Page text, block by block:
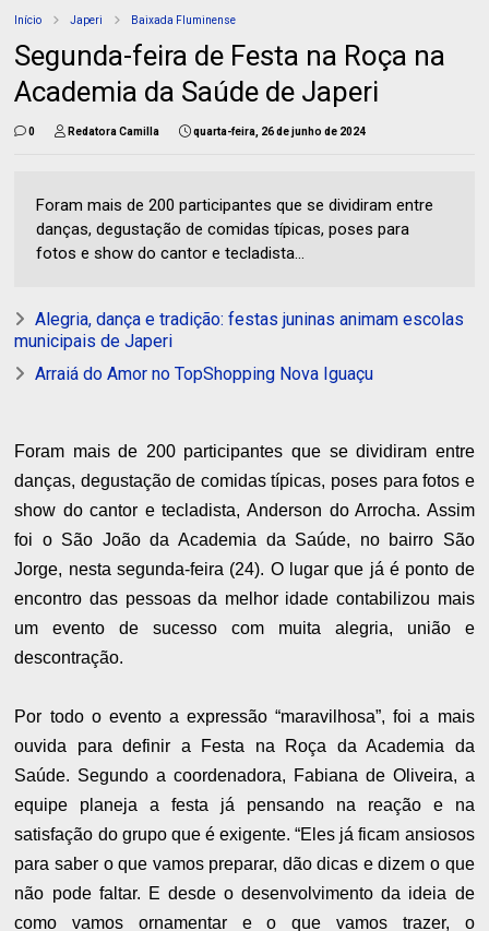
Início Japeri Baixada Fluminense
Segunda-feira de Festa na Roça na
Academia da Saúde de Japeri
0 Redatora Camilla quarta-feira, 26 de junho de 2024
Foram mais de 200 participantes que se dividiram entre
danças, degustação de comidas típicas, poses para
fotos e show do cantor e tecladista...
Alegria, dança e tradição: festas juninas animam escolas
municipais de Japeri
Arraiá do Amor no TopShopping Nova Iguaçu
Foram mais de 200 participantes que se dividiram entre
danças, degustação de comidas típicas, poses para fotos e
show do cantor e tecladista, Anderson do Arrocha. Assim
foi o São João da Academia da Saúde, no bairro São
Jorge, nesta segunda-feira (24). O lugar que já é ponto de
encontro das pessoas da melhor idade contabilizou mais
um evento de sucesso com muita alegria, união e
descontração.
Por todo o evento a expressão “maravilhosa”, foi a mais
ouvida para definir a Festa na Roça da Academia da
Saúde. Segundo a coordenadora, Fabiana de Oliveira, a
equipe planeja a festa já pensando na reação e na
satisfação do grupo que é exigente. “Eles já ficam ansiosos
para saber o que vamos preparar, dão dicas e dizem o que
não pode faltar. E desde o desenvolvimento da ideia de
como vamos ornamentar e o que vamos trazer, o